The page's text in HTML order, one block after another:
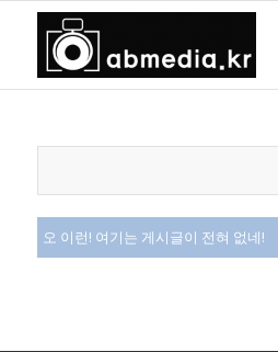
오 이런! 여기는 게시글이 전혀 없네!